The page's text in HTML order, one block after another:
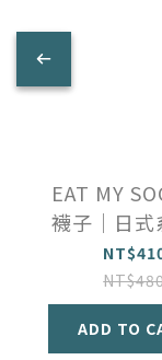
EAT MY
襪子｜日式
沙丁
ADD TO